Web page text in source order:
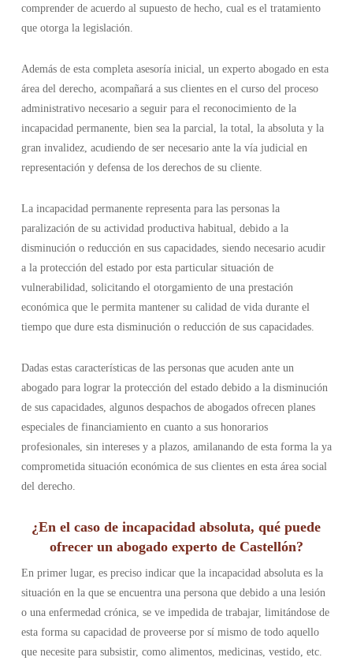
comprender de acuerdo al supuesto de hecho, cual es el tratamiento
que otorga la legislación.
Además de esta completa asesoría inicial, un experto abogado en esta
área del derecho, acompañará a sus clientes en el curso del proceso
administrativo necesario a seguir para el reconocimiento de la
incapacidad permanente, bien sea la parcial, la total, la absoluta y la
gran invalidez, acudiendo de ser necesario ante la vía judicial en
representación y defensa de los derechos de su cliente.
La incapacidad permanente representa para las personas la
paralización de su actividad productiva habitual, debido a la
disminución o reducción en sus capacidades, siendo necesario acudir
a la protección del estado por esta particular situación de
vulnerabilidad, solicitando el otorgamiento de una prestación
económica que le permita mantener su calidad de vida durante el
tiempo que dure esta disminución o reducción de sus capacidades.
Dadas estas características de las personas que acuden ante un
abogado para lograr la protección del estado debido a la disminución
de sus capacidades, algunos despachos de abogados ofrecen planes
especiales de financiamiento en cuanto a sus honorarios
profesionales, sin intereses y a plazos, amilanando de esta forma la ya
comprometida situación económica de sus clientes en esta área social
del derecho.
¿En el caso de incapacidad absoluta, qué puede
ofrecer un abogado experto de Castellón?
En primer lugar, es preciso indicar que la incapacidad absoluta es la
situación en la que se encuentra una persona que debido a una lesión
o una enfermedad crónica, se ve impedida de trabajar, limitándose de
esta forma su capacidad de proveerse por sí mismo de todo aquello
que necesite para subsistir, como alimentos, medicinas, vestido, etc.